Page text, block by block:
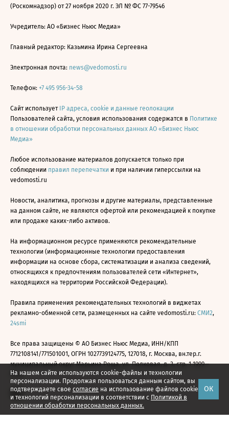
На нашем сайте используются cookie-файлы и технологии
персонализации. Продолжая пользоваться данным сайтом, вы
подтверждаете свое согласие на использование файлов cookie
и технологий персонализации в соответствии с Политикой в
отношении обработки персональных данных.
ОК
(Роскомнадзор) от 27 ноября 2020 г. ЭЛ № ФС 77-79546
Учредитель: АО «Бизнес Ньюс Медиа»
Главный редактор: Казьмина Ирина Сергеевна
Электронная почта: news@vedomosti.ru
Телефон: +7 495 956-34-58
Сайт использует IP адреса, cookie и данные геолокации
Пользователей сайта, условия использования содержатся в Политике
в отношении обработки персональных данных АО «Бизнес Ньюс
Медиа»
Любое использование материалов допускается только при
соблюдении правил перепечатки и при наличии гиперссылки на
vedomosti.ru
Новости, аналитика, прогнозы и другие материалы, представленные
на данном сайте, не являются офертой или рекомендацией к покупке
или продаже каких-либо активов.
На информационном ресурсе применяются рекомендательные
технологии (информационные технологии предоставления
информации на основе сбора, систематизации и анализа сведений,
относящихся к предпочтениям пользователей сети «Интернет»,
находящихся на территории Российской Федерации).
Правила применения рекомендательных технологий в виджетах
рекламно-обменной сети, размещенных на сайте vedomosti.ru: СМИ2,
24smi
Все права защищены © АО Бизнес Ньюс Медиа, ИНН/КПП
7712108141/771501001, ОГРН 1027739124775, 127018, г. Москва, вн.тер.г.
муниципальный округ Марьина Роща, ул. Полковая, д. 3, стр. 1 1999—
2026